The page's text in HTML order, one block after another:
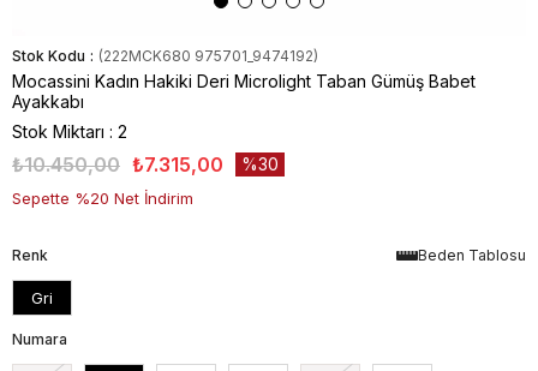
Stok Kodu (222MCK680 975701_9474192)
Mocassini Kadın Hakiki Deri Microlight Taban Gümüş Babet
Ayakkabı
Stok Miktarı : 2
₺10.450,00 ₺7.315,00 30
Sepette %20 Net İndirim
Beden Tablosu
Renk
Gri
Numara